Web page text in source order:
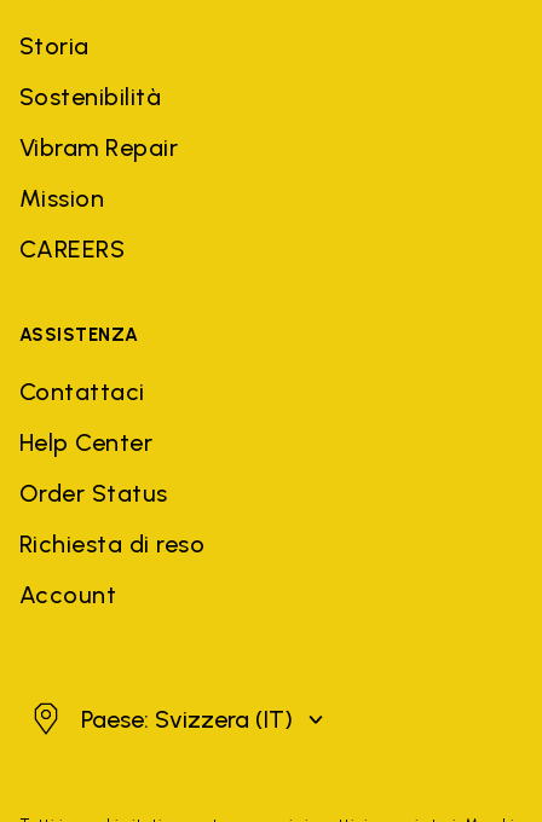
Storia
Sostenibilità
Vibram Repair
Mission
CAREERS
ASSISTENZA
Contattaci
Help Center
Order Status
Richiesta di reso
Account
SvizzeraPaese: Svizzera (IT)